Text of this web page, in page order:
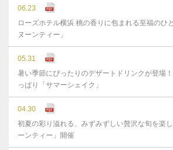
06.23
ローズホテル横浜 桃の香りに包まれる至福のひ
ヌーンティー」
05.31
暑い季節にぴったりのデザートドリンクが登場
っぱり「サマーシェイク」
04.30
初夏の彩り溢れる、みずみずしい贅沢な旬を楽
ーンティー」開催